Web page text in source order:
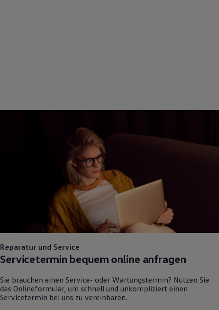
Reparatur und Service
Servicetermin bequem online anfragen
Sie brauchen einen Service- oder Wartungstermin? Nutzen Sie
das Onlineformular, um schnell und unkompliziert einen
Servicetermin bei uns zu vereinbaren.